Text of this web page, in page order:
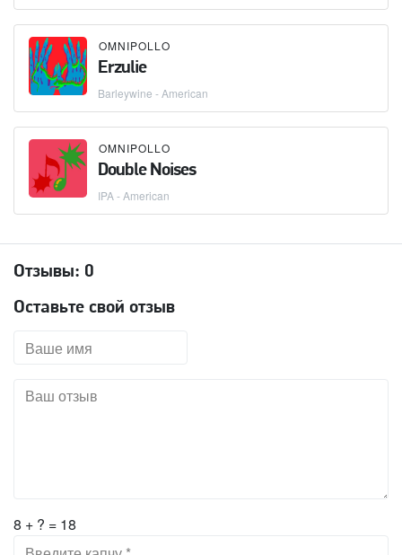
OMNIPOLLO
Erzulie
Barleywine - American
OMNIPOLLO
Double Noises
IPA - American
Отзывы: 0
Оставьте свой отзыв
8 + ? = 18